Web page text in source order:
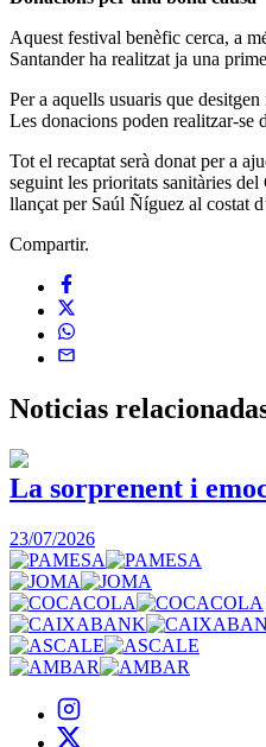
Aquest festival benèfic cerca, a
Santander ha realitzat ja una
Per a aquells usuaris que
Les donacions poden realitzar-se
Tot el recaptat serà donat per a
seguint les prioritats sanitàries
llançat per Saúl Ñíguez al costat
Compartir.
Noticias
La sorprenent i
23/07/2026